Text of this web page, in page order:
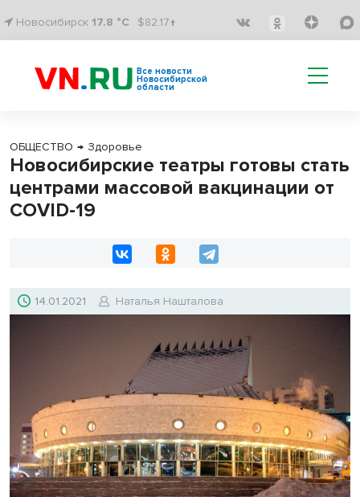
Новосибирск 17.8 °C $82.17↑
Все новости
Новосибирской
области
ОБЩЕСТВО → Здоровье
Новосибирские театры готовы стать
центрами массовой вакцинации от
COVID-19
14.01.2021 Наталья Нашталова